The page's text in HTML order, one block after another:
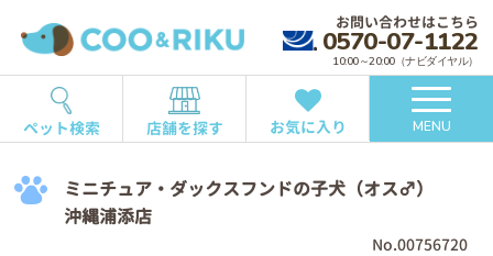
お問い合わせはこちら
0570-07-1122
10:00～20:00（ナビダイヤル）
ペット検索 店舗を探す お気に入り MENU
ミニチュア・ダックスフンドの子犬（オス♂）
沖縄浦添店
No.00756720